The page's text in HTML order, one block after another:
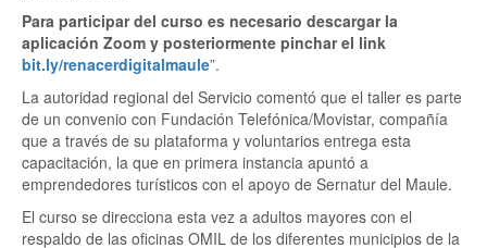
Para participar del curso es necesario descargar la
aplicación Zoom y posteriormente pinchar el link
bit.ly/renacerdigitalmaule”.
La autoridad regional del Servicio comentó que el taller es parte
de un convenio con Fundación Telefónica/Movistar, compañía
que a través de su plataforma y voluntarios entrega esta
capacitación, la que en primera instancia apuntó a
emprendedores turísticos con el apoyo de Sernatur del Maule.
El curso se direcciona esta vez a adultos mayores con el
respaldo de las oficinas OMIL de los diferentes municipios de la